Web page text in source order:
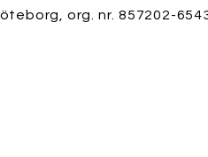
org. nr. 857202-